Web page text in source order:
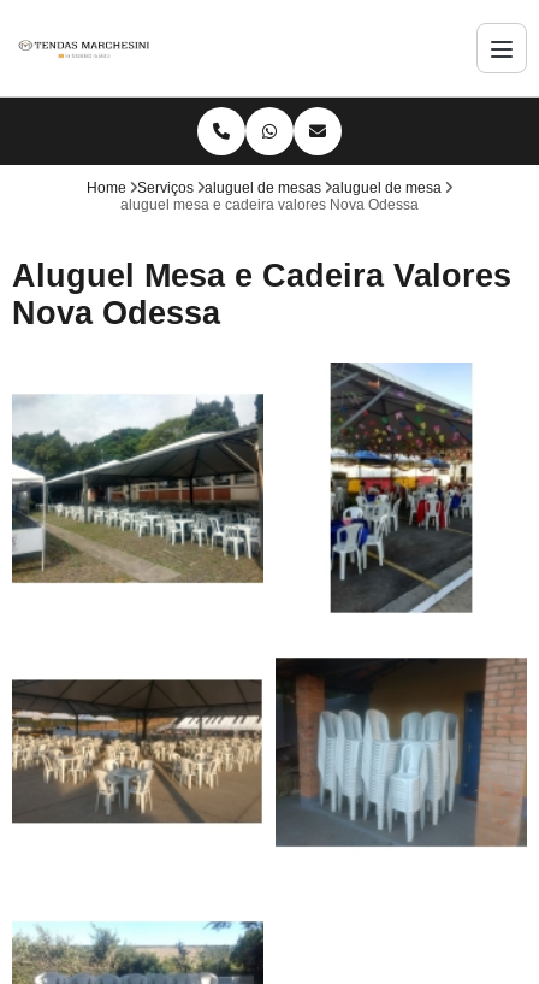
Home Serviços aluguel de mesas
aluguel de mesa
aluguel mesa e cadeira valores Nova Odessa
Aluguel Mesa e Cadeira Valores
Nova Odessa